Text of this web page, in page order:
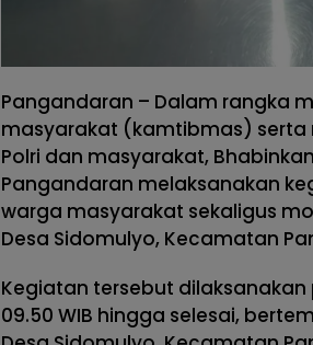
Pangandaran – Dalam rangka
masyarakat (kamtibmas)
Polri dan masyarakat,
Pangandaran melaksanakan
warga masyarakat sekaligus
Desa Sidomulyo, Kecamatan
Kegiatan tersebut dilaksanakan
09.50 WIB hingga selesai,